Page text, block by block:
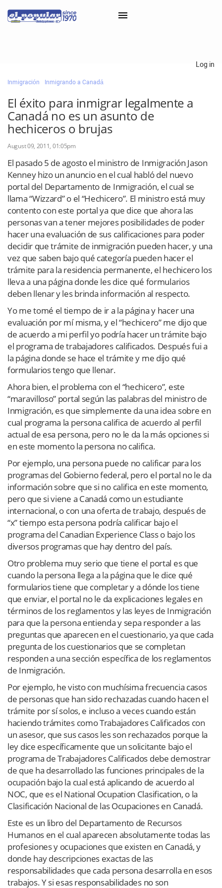
Classifieds
Categorías
Iniciar sesión con Clascal
×
Log in
Inmigración Inmigrando a Canadá
El éxito para inmigrar legalmente a
Canadá no es un asunto de
hechiceros o brujas
August 09, 2011, 01:05pm
El pasado 5 de agosto el ministro de Inmigración Jason
Kenney hizo un anuncio en el cual habló del nuevo
portal del Departamento de Inmigración, el cual se
llama “Wizzard” o el “Hechicero”. El ministro está muy
contento con este portal ya que dice que ahora las
personas van a tener mejores posibilidades de poder
hacer una evaluación de sus calificaciones para poder
decidir que trámite de inmigración pueden hacer, y una
vez que saben bajo qué categoría pueden hacer el
trámite para la residencia permanente, el hechicero los
lleva a una página donde les dice qué formularios
deben llenar y les brinda información al respecto.
Yo me tomé el tiempo de ir a la página y hacer una
evaluación por mí misma, y el “hechicero” me dijo que
de acuerdo a mi perfil yo podría hacer un trámite bajo
el programa de trabajadores calificados. Después fui a
la página donde se hace el trámite y me dijo qué
formularios tengo que llenar.
Ahora bien, el problema con el “hechicero”, este
“maravilloso” portal según las palabras del ministro de
Inmigración, es que simplemente da una idea sobre en
cual programa la persona califica de acuerdo al perfil
actual de esa persona, pero no le da la más opciones si
en este momento la persona no califica.
Por ejemplo, una persona puede no calificar para los
programas del Gobierno federal, pero el portal no le da
información sobre que si no califica en este momento,
pero que si viene a Canadá como un estudiante
internacional, o con una oferta de trabajo, después de
“x” tiempo esta persona podría calificar bajo el
programa del Canadian Experience Class o bajo los
diversos programas que hay dentro del país.
Otro problema muy serio que tiene el portal es que
cuando la persona llega a la página que le dice qué
formularios tiene que completar y a dónde los tiene
que enviar, el portal no le da explicaciones legales en
términos de los reglamentos y las leyes de Inmigración
para que la persona entienda y sepa responder a las
preguntas que aparecen en el cuestionario, ya que cada
pregunta de los cuestionarios que se completan
responden a una sección específica de los reglamentos
de Inmigración.
Por ejemplo, he visto con muchísima frecuencia casos
de personas que han sido rechazadas cuando hacen el
trámite por sí solos, e incluso a veces cuando están
haciendo trámites como Trabajadores Calificados con
un asesor, que sus casos les son rechazados porque la
ley dice específicamente que un solicitante bajo el
programa de Trabajadores Calificados debe demostrar
de que ha desarrollado las funciones principales de la
ocupación bajo la cual está aplicando de acuerdo al
NOC, que es el National Ocupation Clasification, o la
Clasificación Nacional de las Ocupaciones en Canadá.
Este es un libro del Departamento de Recursos
Humanos en el cual aparecen absolutamente todas las
profesiones y ocupaciones que existen en Canadá, y
donde hay descripciones exactas de las
responsabilidades que cada persona desarrolla en esos
trabajos. Y si esas responsabilidades no son